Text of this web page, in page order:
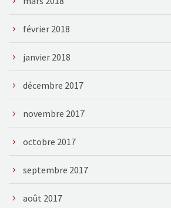
février 2018
janvier 2018
décembre 2017
novembre 2017
octobre 2017
septembre 2017
août 2017